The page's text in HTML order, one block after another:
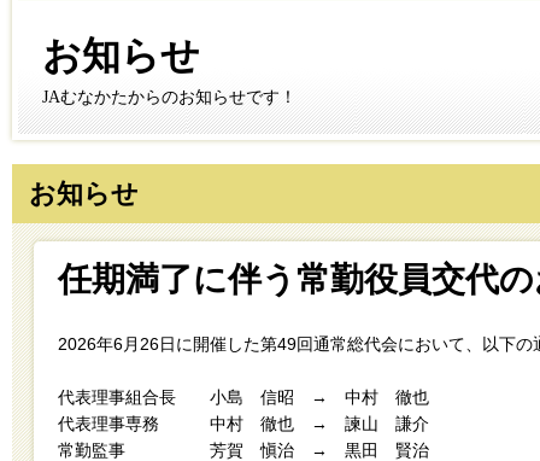
お知らせ
JAむなかたからのお知らせです！
お知らせ
任期満了に伴う常勤役員交代
2026年6月26日に開催した第49回通常総代会において、以下
代表理事組合長 小島 信昭 → 中村 徹也
代表理事専務 中村 徹也 → 諫山 謙介
常勤監事 芳賀 愼治 → 黒田 賢治